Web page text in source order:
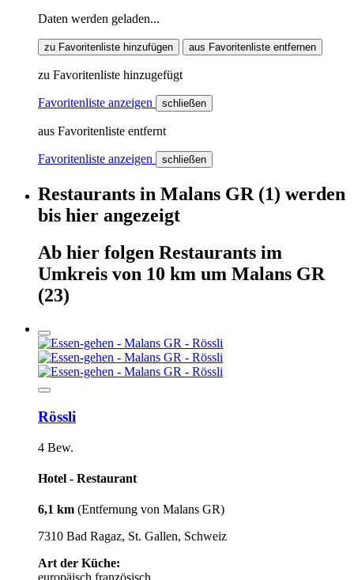
Daten werden geladen...
zu Favoritenliste hinzufügen aus Favoritenliste entfernen
zu Favoritenliste hinzugefügt
Favoritenliste anzeigen schließen
aus Favoritenliste entfernt
Favoritenliste anzeigen schließen
Restaurants in Malans GR (1) werden
bis hier angezeigt
Ab hier folgen Restaurants im
Umkreis von 10 km um Malans GR
(23)
Rössli
4 Bew.
Hotel - Restaurant
6,1 km (Entfernung von Malans GR)
7310 Bad Ragaz, St. Gallen, Schweiz
Art der Küche:
europäisch französisch